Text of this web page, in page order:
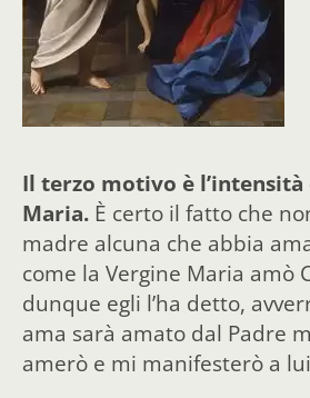
Il terzo motivo è l’intensità
Maria. È certo il fatto che
madre alcuna che abbia
come la Vergine Maria amò
dunque egli l’ha detto,
ama sarà amato dal Padre
amerò e mi manifesterò a